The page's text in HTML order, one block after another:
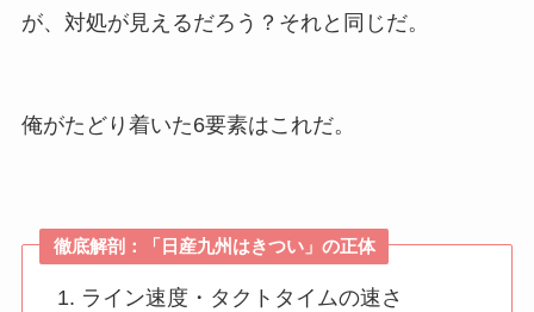
が、対処が見えるだろう？それと同じだ。
俺がたどり着いた6要素はこれだ。
徹底解剖：「日産九州はきつい」の正体
ライン速度・タクトタイムの速さ